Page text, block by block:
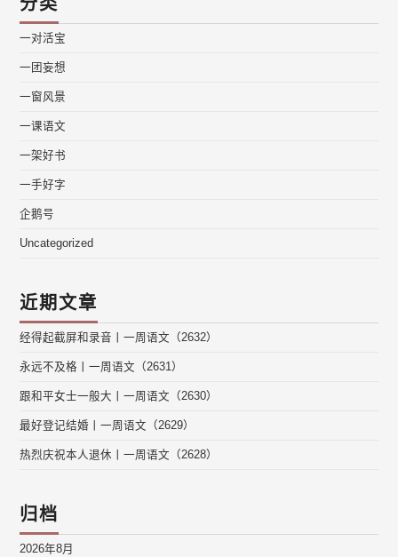
分类
一对活宝
一团妄想
一窗风景
一课语文
一架好书
一手好字
企鹅号
Uncategorized
近期文章
经得起截屏和录音丨一周语文（2632）
永远不及格丨一周语文（2631）
跟和平女士一般大丨一周语文（2630）
最好登记结婚丨一周语文（2629）
热烈庆祝本人退休丨一周语文（2628）
归档
2026年8月